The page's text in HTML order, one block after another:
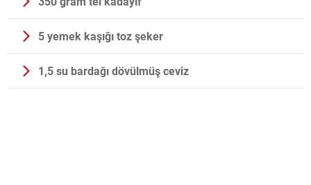
5 yemek kaşığı toz şeker
1,5 su bardağı dövülmüş ceviz